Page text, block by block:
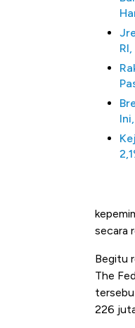
secara
Begitu
The
226